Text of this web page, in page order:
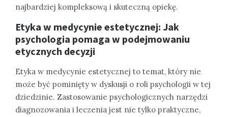
najbardziej kompleksową i skuteczną opiekę.
Etyka w medycynie estetycznej: Jak
psychologia pomaga w podejmowaniu
etycznych decyzji
Etyka w medycynie estetycznej to temat, który nie
może być pominięty w dyskusji o roli psychologii w tej
dziedzinie. Zastosowanie psychologicznych narzędzi
diagnozowania i leczenia jest nie tylko praktyczne,